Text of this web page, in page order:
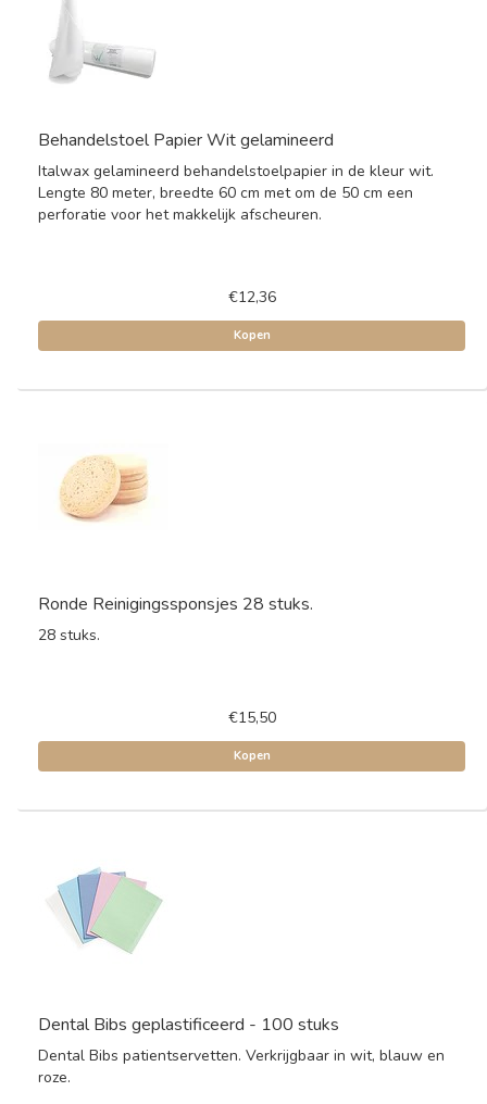
Behandelstoel Papier Wit gelamineerd
Italwax gelamineerd behandelstoelpapier in de kleur wit.
Lengte 80 meter, breedte 60 cm met om de 50 cm een
perforatie voor het makkelijk afscheuren.
€12,36
Kopen
Ronde Reinigingssponsjes 28 stuks.
28 stuks.
€15,50
Kopen
Dental Bibs geplastificeerd - 100 stuks
Dental Bibs patientservetten. Verkrijgbaar in wit, blauw en
roze.